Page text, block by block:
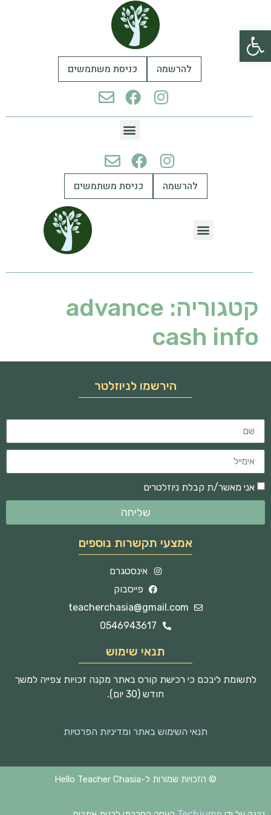
פתח סרגל נגישות
להרשמה כניסת משתמשים
להרשמה כניסת משתמשים
קטגוריה: advance
cash info
הירשמו לניוזלטר
אני מאשר/ת קבלת ניוזלטרים
שליחה
אמצעי תקשרות נוספים
אינסטגרם
פייסבוק
teacherchasia@gmail.com
0546943617
תנאי שימוש
לתשומת ליבכם כי רכישת קורס באתר מקנה זכויות צפייה למשך
חודש (30 יום).
תנאי השימוש באתר ומדיניות הפרטיות
© הזכויות שמורות ל-Hello Teacher Chasia